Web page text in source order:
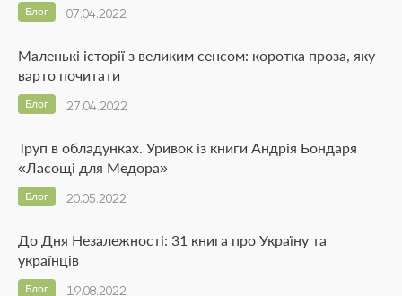
07.04.2022
Блог
Маленькі історії з великим сенсом: коротка проза, яку
варто почитати
27.04.2022
Блог
Труп в обладунках. Уривок із книги Андрія Бондаря
«Ласощі для Медора»
20.05.2022
Блог
До Дня Незалежності: 31 книга про Україну та
українців
19.08.2022
Блог